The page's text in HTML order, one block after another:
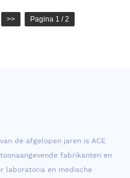
>> Pagina 1 / 2
de afgelopen jaren is ACE
fabrikanten en
laboratoria en medische